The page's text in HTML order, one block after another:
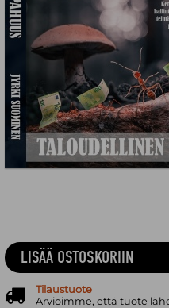
LISÄÄ OSTOSKORIIN
Tilaustuote
Arvioimme, että tuote